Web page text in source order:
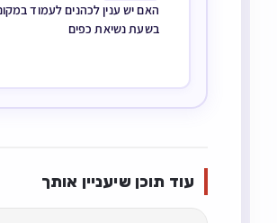
האם יש ענין לכהנים לעמוד
בשעת נשיאת כפים
עוד תוכן שיעניין אותך